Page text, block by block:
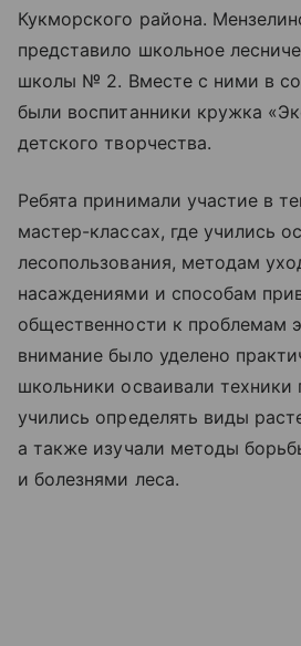
Кукморского района.
представило школьное
школы № 2. Вместе с ними в
были воспитанники кружка
детского творчества.
Ребята принимали участие в
мастер-классах, где учились
лесопользования, методам
насаждениями и способам
общественности к проблемам
внимание было уделено
школьники осваивали техники
учились определять виды
а также изучали методы
и болезнями леса.